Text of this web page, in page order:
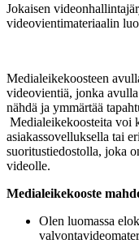
Jokaisen
videovientimateriaalin
Medialeikekoosteen
videovientiä, jonka
nähdä ja ymmärtää
Medialeikekoosteita voi
asiakassovelluksella tai
suoritustiedostolla, joka
videolle.
Medialeikekooste
Olen luomassa